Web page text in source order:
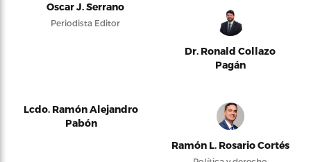
Oscar J. Serrano
Periodista Editor
Dr. Ronald Collazo
Pagán
Lcdo. Ramón Alejandro
Pabón
Ramón L. Rosario Cortés